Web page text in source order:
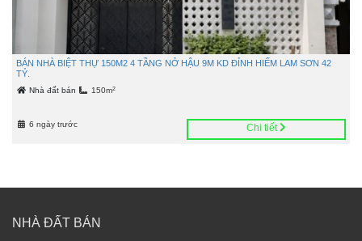
BÁN NHÀ BIỆT THỰ 150M2 4 TẦNG NỞ HẬU 9M KD ĐỈNH HIẾM LAM SƠN 42
TỶ.
Nhà đất bán 150m2
6 ngày trước Chi tiết
NHÀ ĐẤT BÁN